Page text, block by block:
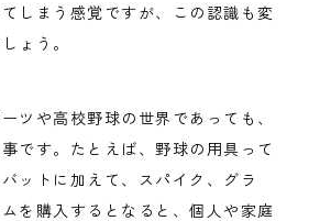
しまう感覚ですが、この認識も変
ょう。
ツや高校野球の世界であっても、
です。たとえば、野球の用具って
ットに加えて、スパイク、グラ
を購入するとなると、個人や家庭